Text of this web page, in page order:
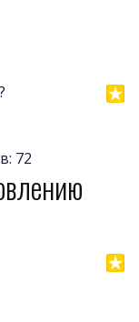
LineAct
О
Word-
72